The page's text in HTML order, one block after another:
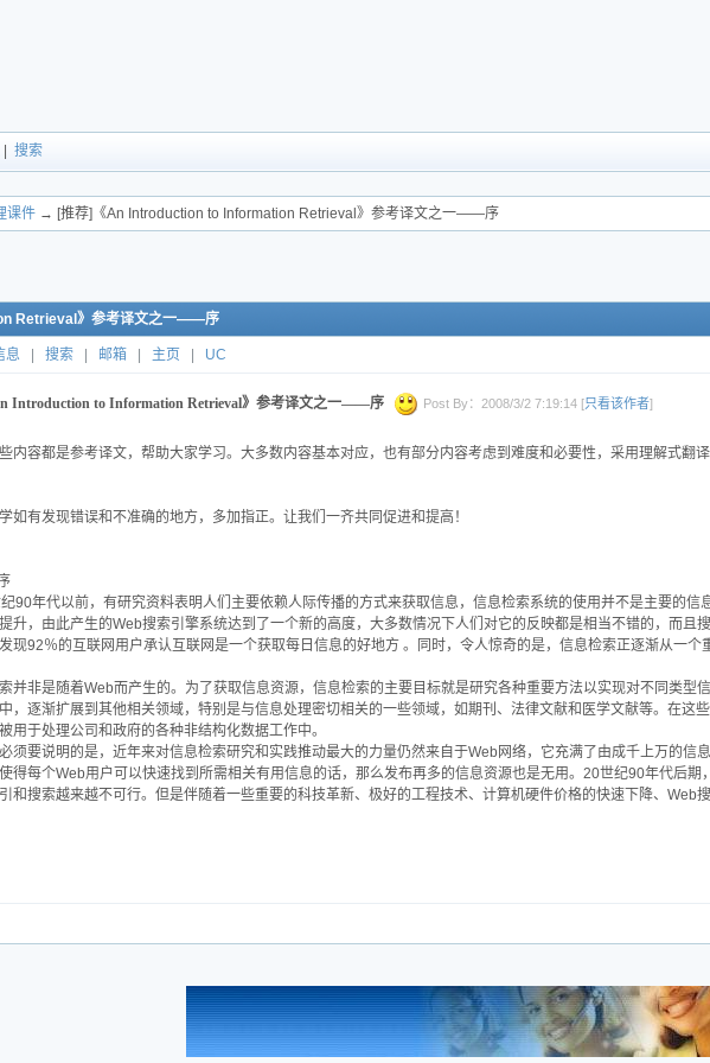
|搜索
课件 → [推荐]《An Introduction to Information Retrieval》参考译文之一——序
Retrieval》参考译文之一——序
息 搜索 邮箱 主页 UC
Introduction to Information Retrieval》参考译文之一——序 Post By：2008/3/2 7:19:14 [只看该作者]
内容都是参考译文，帮助大家学习。大多数内容基本对应，也有部分内容考虑到难度和必要性，采用理解式翻译
如有发现错误和不准确的地方，多加指正。让我们一齐共同促进和提高！
90年代以前，有研究资料表明人们主要依赖人际传播的方式来获取信息，信息检索系统的使用并不是主要的
升，由此产生的Web搜索引擎系统达到了一个新的高度，大多数情况下人们对它的反映都是相当不错的，而
现92％的互联网用户承认互联网是一个获取每日信息的好地方 。同时，令人惊奇的是，信息检索正逐渐从一
并非是随着Web而产生的。为了获取信息资源，信息检索的主要目标就是研究各种重要方法以实现对不同类
，逐渐扩展到其他相关领域，特别是与信息处理密切相关的一些领域，如期刊、法律文献和医学文献等。在
用于处理公司和政府的各种非结构化数据工作中。
须要说明的是，近年来对信息检索研究和实践推动最大的力量仍然来自于Web网络，它充满了由成千上万的信
得每个Web用户可以快速找到所需相关有用信息的话，那么发布再多的信息资源也是无用。20世纪90年代后
和搜索越来越不可行。但是伴随着一些重要的科技革新、极好的工程技术、计算机硬件价格的快速下降、